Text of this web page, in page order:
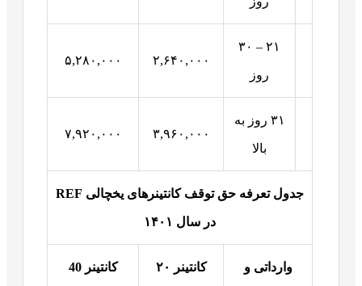
۲۱ – ۳۰
روز
۲,۶۴۰,۰۰۰ ۵,۲۸۰,۰۰۰
۳۱ روز به
بالا
۳,۹۶۰,۰۰۰ ۷,۹۲۰,۰۰۰
جدول تعرفه حق توقف کانتینرهای یخچالی REF
در سال ۱۴۰۱
وارداتی و کانتینر ۲۰ کانتینر40